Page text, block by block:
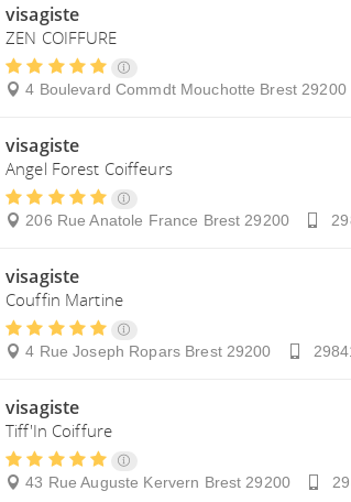
visagiste
ZEN COIFFURE
4 Boulevard Commdt Mouchotte Brest 29200
visagiste
Angel Forest Coiffeurs
206 Rue Anatole France Brest 29200
visagiste
Couffin Martine
4 Rue Joseph Ropars Brest 29200
visagiste
Tiff'In Coiffure
43 Rue Auguste Kervern Brest 29200